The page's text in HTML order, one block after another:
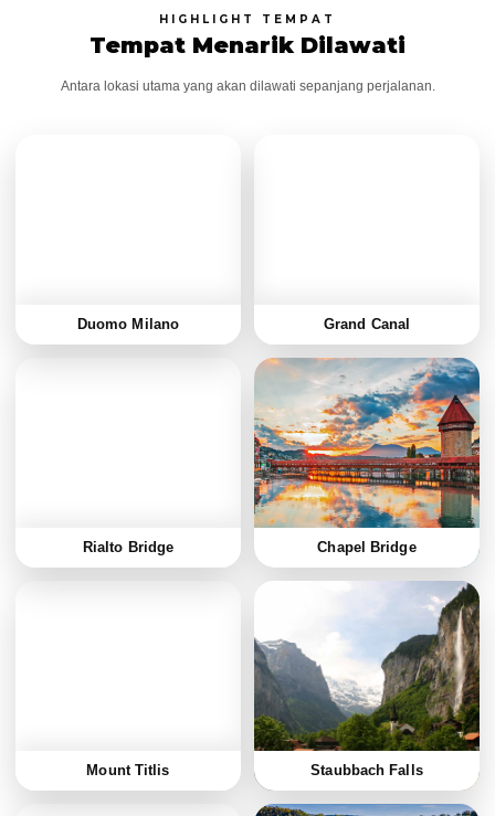
HIGHLIGHT TEMPAT
Tempat Menarik Dilawati
Antara lokasi utama yang akan dilawati sepanjang perjalanan.
Duomo Milano Grand Canal
Rialto Bridge Chapel Bridge
Mount Titlis Staubbach Falls